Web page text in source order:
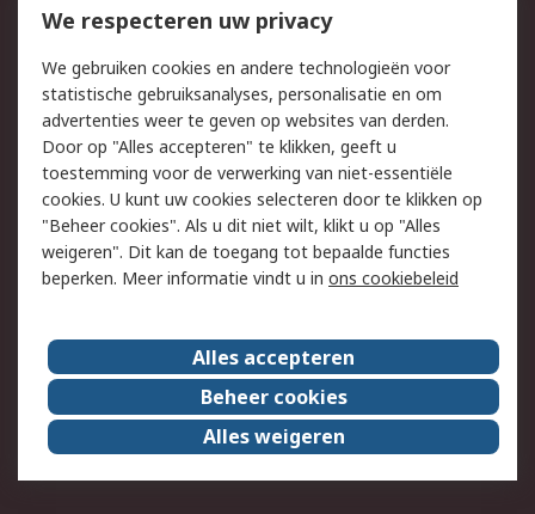
Bestellen
Inkoopoplossingen
Track & Trace
Wettelijk
Cookiebeleid
Email veiligheid
Privacybeleid
Websitevoorwaarden
Algemene
verkoopvoorwaarden
Over RS
RS Group
Over ons
RS wereldwijd
Werken bij RS
ESG
We respecteren uw privacy
We gebruiken cookies en andere technologieën voor
statistische gebruiksanalyses, personalisatie en om
advertenties weer te geven op websites van derden.
Door op "Alles accepteren" te klikken, geeft u
toestemming voor de verwerking van niet-essentiële
cookies. U kunt uw cookies selecteren door te klikken op
"Beheer cookies". Als u dit niet wilt, klikt u op "Alles
weigeren". Dit kan de toegang tot bepaalde functies
beperken. Meer informatie vindt u in ons cookiebeleid
Alles accepteren
Beheer cookies
Alles weigeren